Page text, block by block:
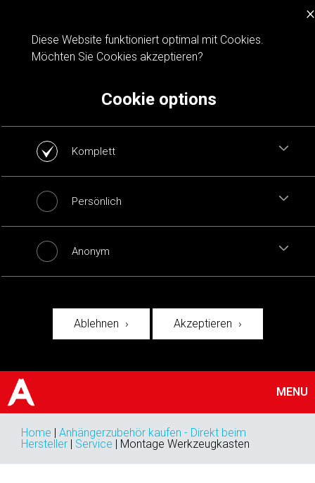
Cookie notification
×
Diese Website funktioniert optimal mit Cookies.
Möchten Sie Cookies akzeptieren?
Cookie options
Komplett
Persönlich
Anonym
Ablehnen Akzeptieren
MENU
Home | Anhängerzubehör kaufen - Direkt beim
Hersteller | Service | Montage Werkzeugkasten